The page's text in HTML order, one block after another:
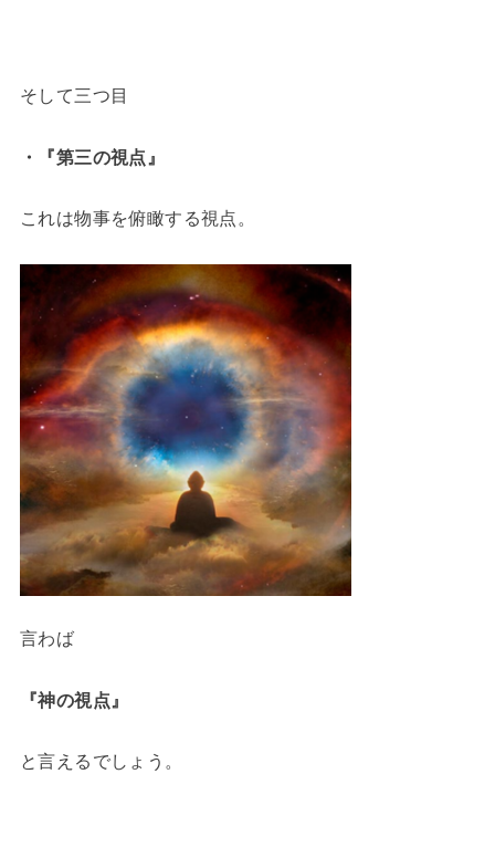
そして三つ目
・『第三の視点』
これは物事を俯瞰する視点。
言わば
『神の視点』
と言えるでしょう。